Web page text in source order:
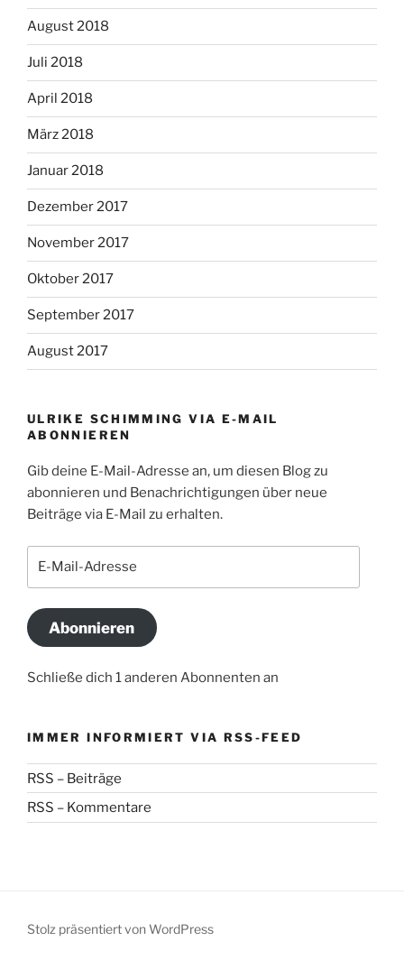
August 2018
Juli 2018
April 2018
März 2018
Januar 2018
Dezember 2017
November 2017
Oktober 2017
September 2017
August 2017
ULRIKE SCHIMMING VIA E-MAIL
ABONNIEREN
Gib deine E-Mail-Adresse an, um diesen Blog zu
abonnieren und Benachrichtigungen über neue
Beiträge via E-Mail zu erhalten.
Abonnieren
Schließe dich 1 anderen Abonnenten an
IMMER INFORMIERT VIA RSS-FEED
RSS – Beiträge
RSS – Kommentare
Stolz präsentiert von WordPress